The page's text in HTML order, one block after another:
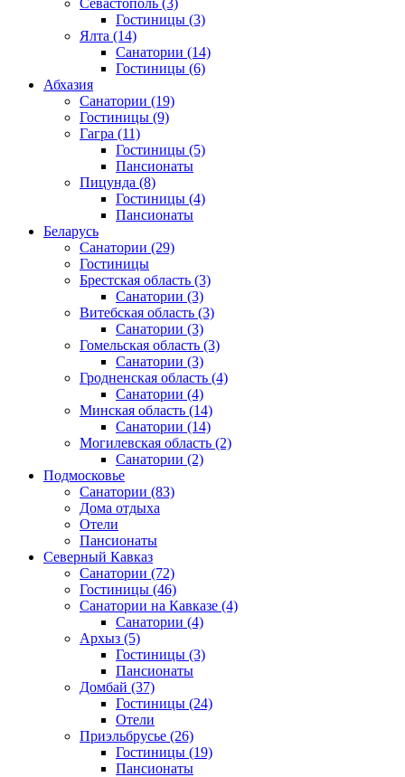
Севастополь (3)
Гостиницы (3)
Ялта (14)
Санатории (14)
Гостиницы (6)
Абхазия
Санатории (19)
Гостиницы (9)
Гагра (11)
Гостиницы (5)
Пансионаты
Пицунда (8)
Гостиницы (4)
Пансионаты
Беларусь
Санатории (29)
Гостиницы
Брестская область (3)
Санатории (3)
Витебская область (3)
Санатории (3)
Гомельская область (3)
Санатории (3)
Гродненская область (4)
Санатории (4)
Минская область (14)
Санатории (14)
Могилевская область (2)
Санатории (2)
Подмосковье
Санатории (83)
Дома отдыха
Отели
Пансионаты
Северный Кавказ
Санатории (72)
Гостиницы (46)
Санатории на Кавказе (4)
Санатории (4)
Архыз (5)
Гостиницы (3)
Пансионаты
Домбай (37)
Гостиницы (24)
Отели
Приэльбрусье (26)
Гостиницы (19)
Пансионаты